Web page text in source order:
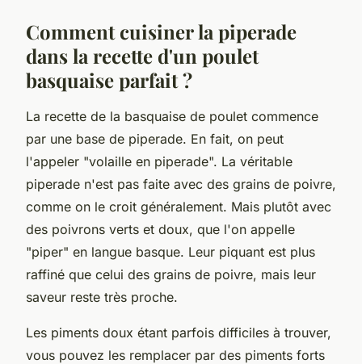
Comment cuisiner la piperade
dans la recette d'un poulet
basquaise parfait ?
La recette de la basquaise de poulet commence
par une base de piperade. En fait, on peut
l'appeler "volaille en piperade". La véritable
piperade n'est pas faite avec des grains de poivre,
comme on le croit généralement. Mais plutôt avec
des poivrons verts et doux, que l'on appelle
"piper" en langue basque. Leur piquant est plus
raffiné que celui des grains de poivre, mais leur
saveur reste très proche.
Les piments doux étant parfois difficiles à trouver,
vous pouvez les remplacer par des piments forts